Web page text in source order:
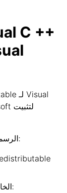
يوصى بتنزيل البرنامج من موقع Microsoft الرسمي: